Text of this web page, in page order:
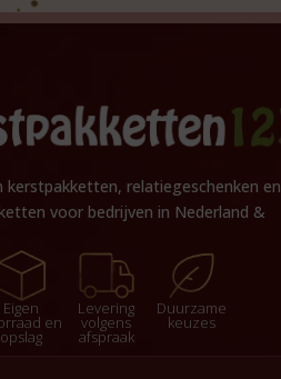
kerstpakketten, relatiegeschenken en
voor bedrijven in Nederland &
Eigen
en
opslag
Levering
volgens
afspraak
Duurzame
keuzes